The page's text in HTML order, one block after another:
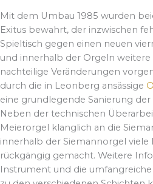
Mit dem Umbau 1985 wurden
Exitus bewahrt, der inzwischen
Spieltisch gegen einen neuen
und innerhalb der Orgeln weitere
nachteilige Veränderungen
durch die in Leonberg ansässige
eine grundlegende Sanierung
Neben der technischen
Meierorgel klanglich an die
innerhalb der Siemannorgel viele
rückgängig gemacht. Weitere
Instrument und die